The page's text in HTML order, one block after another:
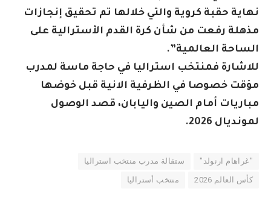
نهاية حقبة كروية والتي خلالها تم تحقيق إنجازات
مذهلة رفعت من شأن كرة القدم الأسترالية على
الساحة العالمية”.
للاشارة فمنتخب استراليا في حاجة ماسة لمدرب
مؤقت خصوصا في الظرفية الانية قبل خوضها
مباريات أمام الصين واليابان، قصد الوصول
لمونديال 2026.
"غراهام ارنولد" ستقالة مدرب منتخب استراليا
كأس العالم 2026 منتخب أستراليا